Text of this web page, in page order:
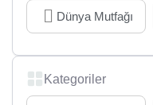
Dünya Mutfağı
Kategoriler